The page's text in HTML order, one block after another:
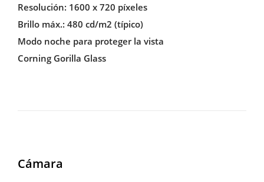
Resolución: 1600 x 720 píxeles
Brillo máx.: 480 cd/m2 (típico)
Modo noche para proteger la vista
Corning Gorilla Glass
Cámara